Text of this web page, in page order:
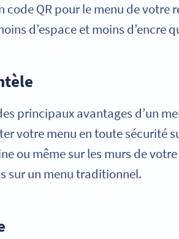
QR pour le menu de votre
d’espace et moins d’encre
principaux avantages d’un
votre menu en toute sécurité
ou même sur les murs de
sur un menu traditionnel.